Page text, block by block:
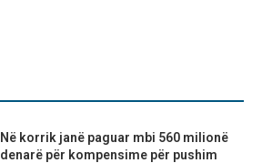
Në korrik janë paguar mbi 560 milionë
denarë për kompensime për pushim